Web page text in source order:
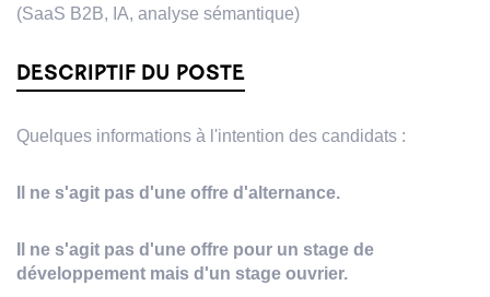
(SaaS B2B, IA, analyse sémantique)
DESCRIPTIF DU POSTE
Quelques informations à l'intention des candidats :
Il ne s'agit pas d'une offre d'alternance.
Il ne s'agit pas d'une offre pour un stage de
développement mais d'un stage ouvrier.